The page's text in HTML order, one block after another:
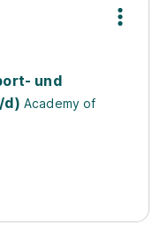
und
d) Academy of